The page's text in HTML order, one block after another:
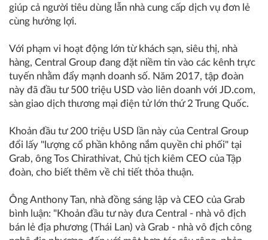
giúp cả người tiêu dùng lẫn nhà cung cấp dịch vụ đơn lẻ
cùng hưởng lợi.
Với phạm vi hoạt động lớn từ khách sạn, siêu thị, nhà
hàng, Central Group đang đặt niềm tin vào các kênh trực
tuyến nhằm đẩy mạnh doanh số. Năm 2017, tập đoàn
này đã đầu tư 500 triệu USD vào liên doanh với JD.com,
sàn giao dịch thương mại điện tử lớn thứ 2 Trung Quốc.
Khoản đầu tư 200 triệu USD lần này của Central Group
đổi lấy "lượng cổ phần không nắm quyền chi phối" tại
Grab, ông Tos Chirathivat, Chủ tịch kiêm CEO của Tập
đoàn, cho biết thêm về chi tiết thỏa thuận.
Ông Anthony Tan, nhà đồng sáng lập và CEO của Grab
bình luận: "Khoản đầu tư này đưa Central - nhà vô địch
bán lẻ địa phương (Thái Lan) và Grab - nhà vô địch công